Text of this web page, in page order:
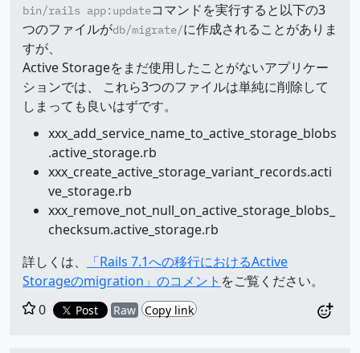
bin/rails app:updateコマンドを実行すると以下の3
つのファイルがdb/migrate/に作成されることがありま
すが、
Active Storageをまだ使用したことがないアプリケー
ションでは、 これら3つのファイルは単純に削除して
しまっても良いはずです。
xxx_add_service_name_to_active_storage_blobs
.active_storage.rb
xxx_create_active_storage_variant_records.acti
ve_storage.rb
xxx_remove_not_null_on_active_storage_blobs_
checksum.active_storage.rb
詳しくは、
「Rails 7.1への移行におけるActive
Storageのmigration」のコメント をご覧ください。
0
Post Raw Copy link